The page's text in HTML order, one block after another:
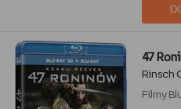
47
Rinsch
Filmy